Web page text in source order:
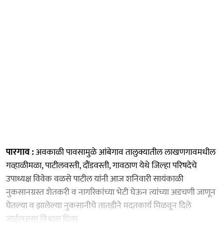
पारगाव :अवकाळी पावसामुळे आंबेगाव तालुक्यातील लाखणगावमधील
गव्हाळीमळा, पाटीलवस्ती, दौंडवस्ती, गावठाण येथे जिल्हा परिषदेचे
उपाध्यक्ष विवेक वळसे पाटील यांनी आज शनिवारी सायंकाळी
नुकसानग्रस्त शेतकरी व नागरिकांच्या भेटी घेऊन त्यांच्या अडचणी जाणून
घेतल्या व झालेल्या नुकसानीचे तातडीने मदतकार्य मिळवून दिले
जाईलअसा विश्वास दिला.